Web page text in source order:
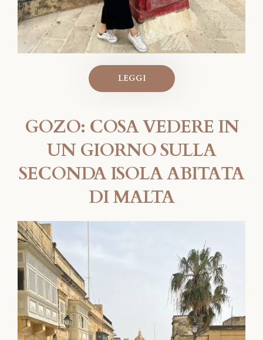
LEGGI
GOZO: COSA VEDERE IN
UN GIORNO SULLA
SECONDA ISOLA ABITATA
DI MALTA